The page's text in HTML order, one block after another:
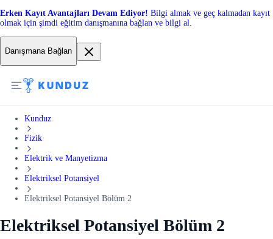
Erken Kayıt Avantajları Devam Ediyor! Bilgi almak ve geç kalmadan kayıt
olmak için şimdi eğitim danışmanına bağlan ve bilgi al.
Danışmana Bağlan
Kunduz
Fizik
Elektrik ve Manyetizma
Elektriksel Potansiyel
Elektriksel Potansiyel Bölüm 2
Elektriksel Potansiyel Bölüm 2